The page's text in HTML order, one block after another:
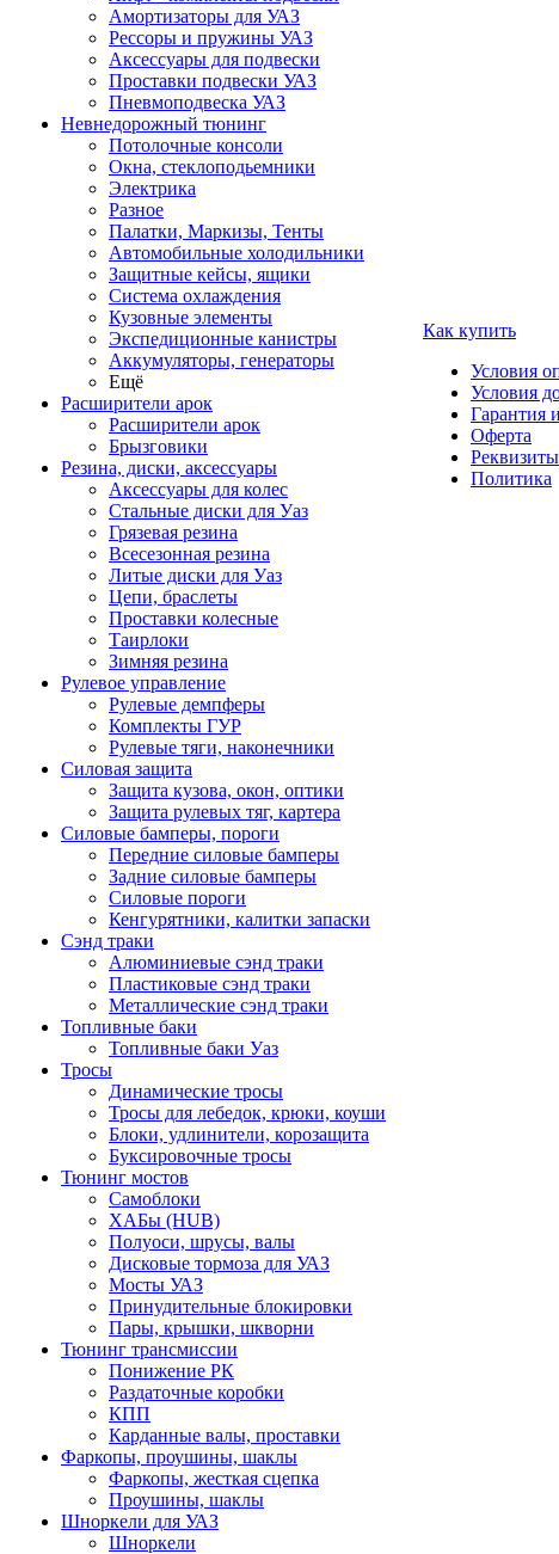
Амортизаторы для УАЗ
Рессоры и пружины УАЗ
Аксессуары для подвески
Проставки подвески УАЗ
Пневмоподвеска УАЗ
Невнедорожный тюнинг
Потолочные консоли
Окна, стеклоподьемники
Электрика
Разное
Палатки, Маркизы, Тенты
Автомобильные холодильники
Защитные кейсы, ящики
Система охлаждения
Кузовные элементы
Экспедиционные канистры
Аккумуляторы, генераторы
Ещё
Расширители арок
Расширители арок
Брызговики
Резина, диски, аксессуары
Аксессуары для колес
Стальные диски для Уаз
Грязевая резина
Всесезонная резина
Литые диски для Уаз
Цепи, браслеты
Проставки колесные
Таирлоки
Зимняя резина
Рулевое управление
Рулевые демпферы
Комплекты ГУР
Рулевые тяги, наконечники
Силовая защита
Защита кузова, окон, оптики
Защита рулевых тяг, картера
Силовые бамперы, пороги
Передние силовые бамперы
Задние силовые бамперы
Силовые пороги
Кенгурятники, калитки запаски
Сэнд траки
Алюминиевые сэнд траки
Пластиковые сэнд траки
Металлические сэнд траки
Топливные баки
Топливные баки Уаз
Тросы
Динамические тросы
Тросы для лебедок, крюки, коуши
Блоки, удлинители, корозащита
Буксировочные тросы
Тюнинг мостов
Самоблоки
ХАБы (HUB)
Полуоси, шрусы, валы
Дисковые тормоза для УАЗ
Мосты УАЗ
Принудительные блокировки
Пары, крышки, шкворни
Тюнинг трансмиссии
Понижение РК
Раздаточные коробки
КПП
Карданные валы, проставки
Фаркопы, проушины, шаклы
Фаркопы, жесткая сцепка
Проушины, шаклы
Шноркели для УАЗ
Шноркели
Как купить
Условия
Условия
Гарантия
Оферта
Реквизиты
Политика